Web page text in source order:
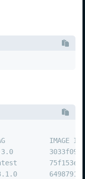
IMAGE